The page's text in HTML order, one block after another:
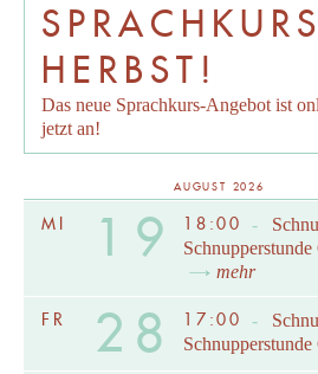
HERBST!
Das neue Sprachkurs-Angebot ist
jetzt an!
AUGUST 2026
MI 19 18:00 -
mehr
FR 28 17:00 -
Schnupperstunde